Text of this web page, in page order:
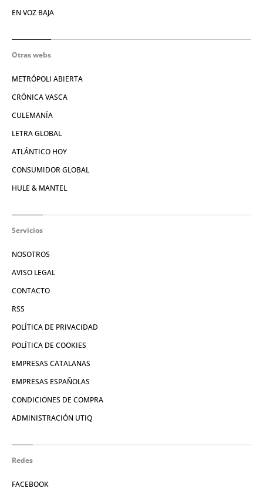
EN VOZ BAJA
Otras webs
METRÓPOLI ABIERTA
CRÓNICA VASCA
CULEMANÍA
LETRA GLOBAL
ATLÁNTICO HOY
CONSUMIDOR GLOBAL
HULE & MANTEL
Servicios
NOSOTROS
AVISO LEGAL
CONTACTO
RSS
POLÍTICA DE PRIVACIDAD
POLÍTICA DE COOKIES
EMPRESAS CATALANAS
EMPRESAS ESPAÑOLAS
CONDICIONES DE COMPRA
ADMINISTRACIÓN UTIQ
Redes
FACEBOOK